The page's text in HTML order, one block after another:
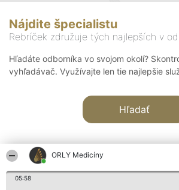
ORLY Medicíny
05:58
Nájdite špecialistu
Rebríček združuje tých najlepších v
Hľadáte odborníka vo svojom okolí?
vyhľadávač. Využívajte len tie najlepšie
Hľadať